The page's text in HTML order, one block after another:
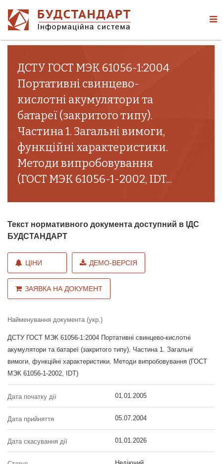
ДСТУ ГОСТ МЭК 61056-1:2004
Портативні свинцево-
кислотні акумулятори та
батареї (закритого типу).
Частина 1. Загальні вимоги,
функційні характеристики.
Методи випробовування
(ГОСТ МЭК 61056-1-2002, IDT...
Текст нормативного документа доступний в ІДС
БУДСТАНДАРТ
ЦІНИ ДЕМО-ВЕРСІЯ
ЗАЯВКА НА ДОКУМЕНТ
Найменування документа (укр.)
ДСТУ ГОСТ МЭК 61056-1:2004 Портативні свинцево-кислотні
акумулятори та батареї (закритого типу). Частина 1. Загальні
вимоги, функційні характеристики. Методи випробовування (ГОСТ
МЭК 61056-1-2002, IDT)
Дата початку дії 01.01.2005
Дата прийняття 05.07.2004
Дата скасування дії 01.01.2026